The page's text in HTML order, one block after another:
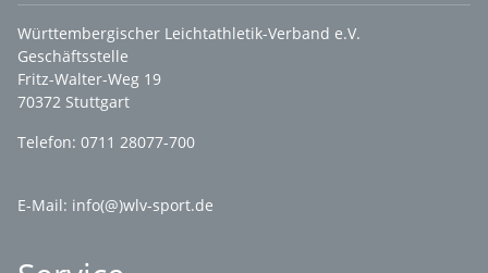
Württembergischer Leichtathletik-Verband e.V.
Geschäftsstelle
Fritz-Walter-Weg 19
70372 Stuttgart
Telefon: 0711 28077-700
E-Mail: info(@)wlv-sport.de